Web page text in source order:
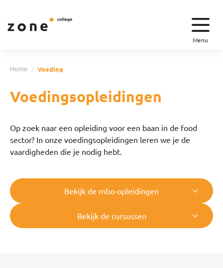
Menu
Home Voeding
Voedingsopleidingen
Op zoek naar een opleiding voor een baan in de food
sector? In onze voedingsopleidingen leren we je de
vaardigheden die je nodig hebt.
Bekijk de mbo-opleidingen
Bekijk de cursussen